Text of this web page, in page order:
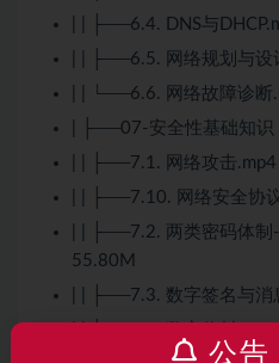
| | ├──6.4. DNS与
| | ├──6.5. 网络规划与设
| | └──6.6. 网络故障诊断
| ├──07-安全性基础知识
| | ├──7.1. 网络攻击
| | ├──7.10. 网络安全协
| | ├──7.2. 两类密码体
55.80M
| | ├──7.3. 数字签名与
公告